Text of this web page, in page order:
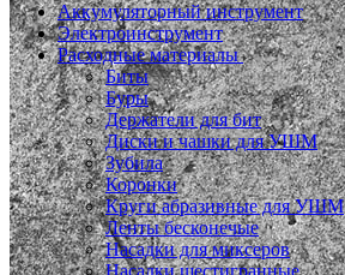
Аккумуляторный инструмент
Электроинструмент
Расходные материалы
Биты
Буры
Держатели для бит
Диски и чашки для УШМ
Зубила
Коронки
Круги абразивные для УШМ
Ленты бесконечые
Насадки для миксеров
Насадки шестигранные